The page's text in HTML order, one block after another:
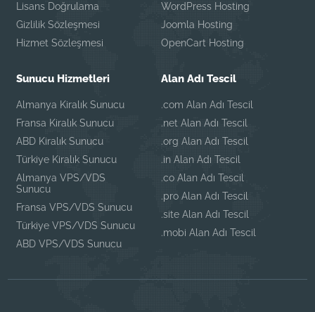
Lisans Doğrulama
Gizlilik Sözleşmesi
Hizmet Sözleşmesi
WordPress Hosting
Joomla Hosting
OpenCart Hosting
Sunucu Hizmetleri
Almanya Kiralık Sunucu
Fransa Kiralık Sunucu
ABD Kiralık Sunucu
Türkiye Kiralık Sunucu
Almanya VPS/VDS
Sunucu
Fransa VPS/VDS Sunucu
Türkiye VPS/VDS Sunucu
ABD VPS/VDS Sunucu
Alan Adı Tescil
.com Alan Adı Tescil
.net Alan Adı Tescil
.org Alan Adı Tescil
.in Alan Adı Tescil
.co Alan Adı Tescil
.pro Alan Adı Tescil
.site Alan Adı Tescil
.mobi Alan Adı Tescil